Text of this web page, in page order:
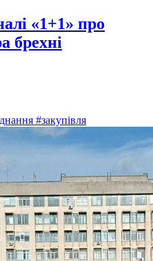
«1+1» про
брехні
#закупівля